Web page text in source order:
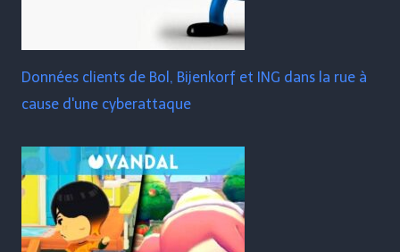
Données clients de Bol, Bijenkorf et ING dans la rue à
cause d'une cyberattaque